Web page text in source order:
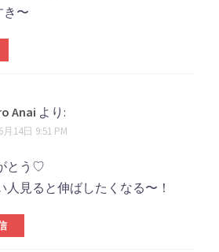
き〜
Anai より:
月14日 9:51 PM
とう♡
人見ると伸ばしたくなる〜！